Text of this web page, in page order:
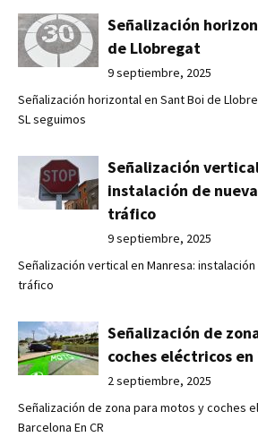
Señalización
de Llobregat
9 septiembre, 2025
Señalización horizontal en Sant Boi de
SL seguimos
Señalización
instalación de
tráfico
9 septiembre, 2025
Señalización vertical en Manresa:
tráfico
Señalización de
coches eléctricos en
2 septiembre, 2025
Señalización de zona para motos y coches
Barcelona En CR